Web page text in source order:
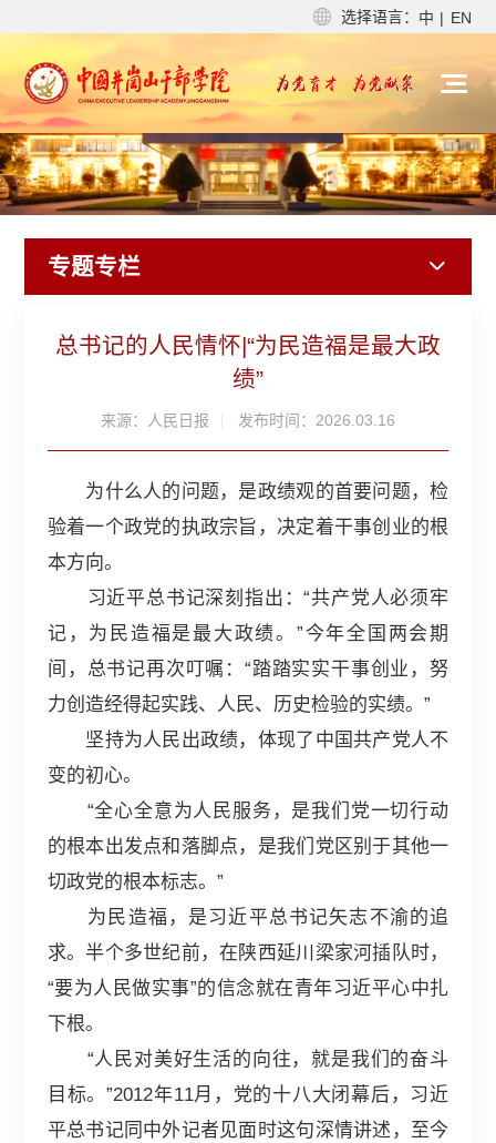
选择语言： 中 | EN
专题专栏
总书记的人民情怀|“为民造福是最大政
绩”
来源：人民日报 发布时间：2026.03.16
为什么人的问题，是政绩观的首要问题，检
验着一个政党的执政宗旨，决定着干事创业的根
本方向。
习近平总书记深刻指出：“共产党人必须牢
记，为民造福是最大政绩。”今年全国两会期
间，总书记再次叮嘱：“踏踏实实干事创业，努
力创造经得起实践、人民、历史检验的实绩。”
坚持为人民出政绩，体现了中国共产党人不
变的初心。
“全心全意为人民服务，是我们党一切行动
的根本出发点和落脚点，是我们党区别于其他一
切政党的根本标志。”
为民造福，是习近平总书记矢志不渝的追
求。半个多世纪前，在陕西延川梁家河插队时，
“要为人民做实事”的信念就在青年习近平心中扎
下根。
“人民对美好生活的向往，就是我们的奋斗
目标。”2012年11月，党的十八大闭幕后，习近
平总书记同中外记者见面时这句深情讲述，至今